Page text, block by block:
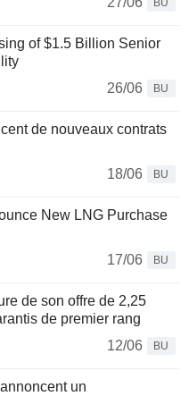
BU
of $1.5 Billion Senior
26/06
BU
de nouveaux contrats
18/06
BU
New LNG Purchase
17/06
BU
de son offre de 2,25
de premier rang
12/06
BU
un